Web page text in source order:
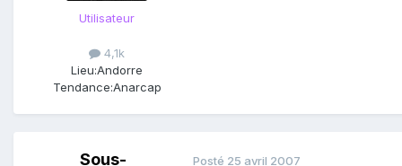
Utilisateur
4,1k
Lieu:Andorre
Tendance:Anarcap
Sous-
Posté 25 avril 2007